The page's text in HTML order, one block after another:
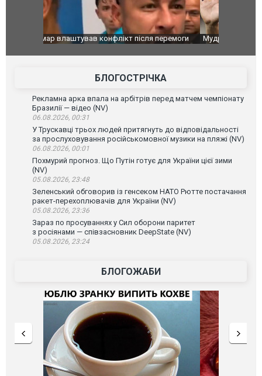
Мудрик провів перший матч за "Челсі" після
під час
Франції
БЛОГОСТРІЧКА
Рекламна арка впала на арбітрів перед матчем чемпіонату
Бразилії — відео (NV)
06.08.2026, 00:31
У Трускавці трьох людей притягнуть до відповідальності
за прослуховування російськомовної музики на пляжі (NV)
06.08.2026, 00:01
Похмурий прогноз. Що Путін готує для України цієї зими
(NV)
05.08.2026, 23:48
Зеленський обговорив із генсеком НАТО Рютте постачання
ракет-перехоплювачів для України (NV)
05.08.2026, 23:36
Зараз по просуваннях у Сил оборони паритет
з росіянами — співзасновник DeepState (NV)
05.08.2026, 23:24
БЛОГОЖАБИ